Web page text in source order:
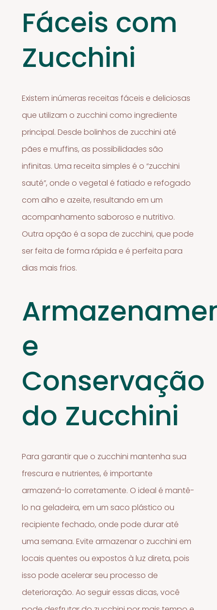
Fáceis com
Zucchini
Existem inúmeras receitas fáceis e deliciosas
que utilizam o zucchini como ingrediente
principal. Desde bolinhos de zucchini até
pães e muffins, as possibilidades são
infinitas. Uma receita simples é o “zucchini
sauté”, onde o vegetal é fatiado e refogado
com alho e azeite, resultando em um
acompanhamento saboroso e nutritivo.
Outra opção é a sopa de zucchini, que pode
ser feita de forma rápida e é perfeita para
dias mais frios.
e
Conservação
do Zucchini
Para garantir que o zucchini mantenha sua
frescura e nutrientes, é importante
armazená-lo corretamente. O ideal é mantê-
lo na geladeira, em um saco plástico ou
recipiente fechado, onde pode durar até
uma semana. Evite armazenar o zucchini em
locais quentes ou expostos à luz direta, pois
isso pode acelerar seu processo de
deterioração. Ao seguir essas dicas, você